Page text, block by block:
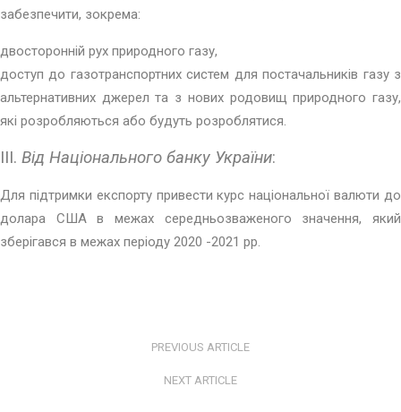
забезпечити, зокрема:
двосторонній рух природного газу,
доступ до газотранспортних систем для постачальників газу з
альтернативних джерел та з нових родовищ природного газу,
які розробляються або будуть розроблятися.
III. Від Національного банку України:
Для підтримки експорту привести курс національної валюти до
долара США в межах середньозваженого значення, який
зберігався в межах періоду 2020 -2021 рр.
PREVIOUS ARTICLE
NEXT ARTICLE